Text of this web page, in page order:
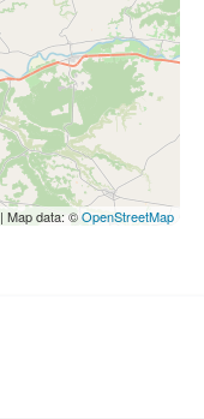
| Map data: ©OpenStreetMap